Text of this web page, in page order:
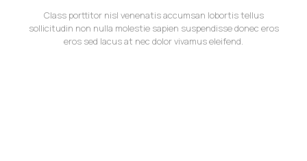
Class porttitor nisl venenatis accumsan lobortis tellus
sollicitudin non nulla molestie sapien suspendisse donec eros
eros sed lacus at nec dolor vivamus eleifend.